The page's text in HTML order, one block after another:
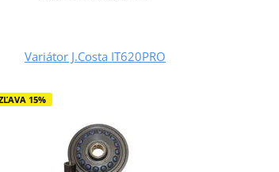
Variátor J.Costa IT620PRO
15%